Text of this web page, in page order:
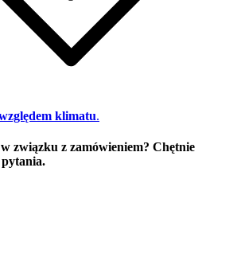
klimatu.
związku z zamówieniem? Chętnie